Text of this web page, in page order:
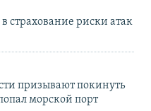
страхование риски атак
призывают покинуть
морской порт